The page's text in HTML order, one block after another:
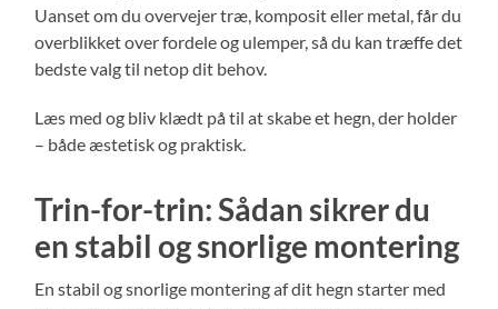
Uanset om du overvejer træ, komposit eller metal, får du
overblikket over fordele og ulemper, så du kan træffe det
bedste valg til netop dit behov.
Læs med og bliv klædt på til at skabe et hegn, der holder
– både æstetisk og praktisk.
Trin-for-trin: Sådan sikrer du
en stabil og snorlige montering
En stabil og snorlige montering af dit hegn starter med